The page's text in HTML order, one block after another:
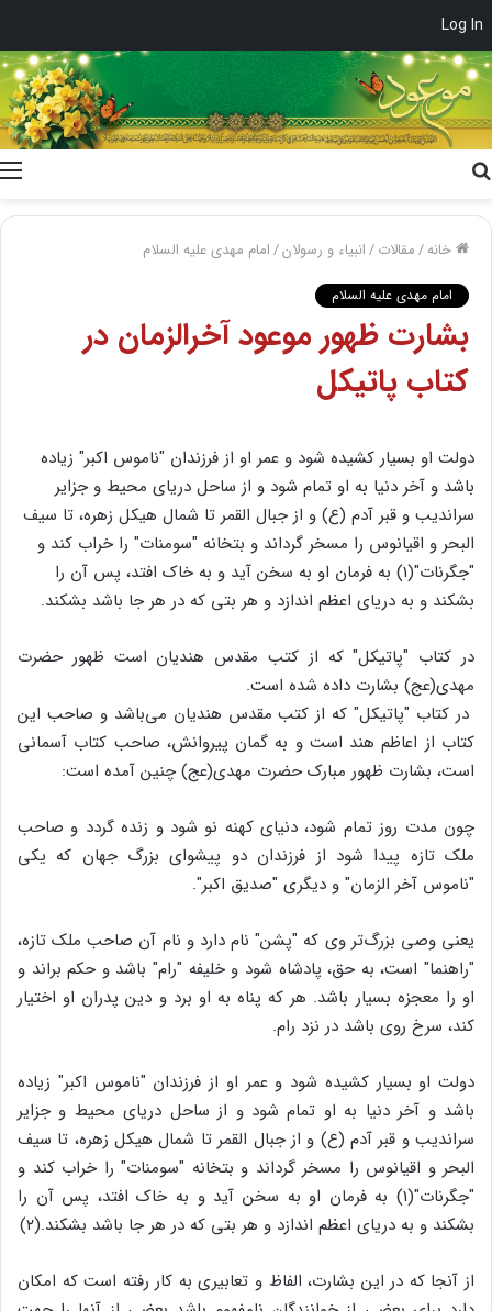
Log In
خانه/مقالات/انبیاء و رسولان/امام مهدی علیه السلام
امام مهدی علیه السلام
بشارت ظهور موعود آخرالزمان در
کتاب پاتیکل
دولت او بسیار کشیده شود و عمر او از فرزندان "ناموس اکبر" زیاده
باشد و آخر دنیا به او تمام شود و از ساحل دریای محیط و جزایر
سراندیب و قبر آدم (ع) و از جبال القمر تا شمال هیکل زهره، تا سیف
البحر و اقیانوس را مسخر گرداند و بتخانه‌ "سومنات" را خراب کند و
"جگرنات"(1) به فرمان او به سخن آید و به خاک افتد، پس آن را
بشکند و به دریای اعظم اندازد و هر بتی که در هر جا باشد بشکند.
در کتاب "پاتیکل" که از کتب مقدس هندیان است ظهور حضرت
مهدی(عج) بشارت داده شده است.
در کتاب "پاتیکل" که از کتب مقدس هندیان می‌باشد و صاحب این
کتاب از اعاظم هند است و به گمان پیروانش، صاحب کتاب آسمانی
است، بشارت ظهور مبارک حضرت مهدی(عج) چنین آمده است:
چون مدت روز تمام شود، دنیای کهنه نو شود و زنده گردد ‌و صاحب
ملک تازه پیدا شود از فرزندان دو پیشوای بزرگ جهان که یکی
"ناموس آخر الزمان" و دیگری "صدیق اکبر".
یعنی وصی بزرگ‌تر وی که "پشن" نام دارد و نام آن صاحب ملک تازه،
"راهنما" است، به حق، پادشاه شود و خلیفه‌ "رام" باشد و حکم براند و
او را معجزه بسیار باشد. هر که پناه به او برد و دین پدران او اختیار
کند، سرخ روی باشد در نزد رام.
دولت او بسیار کشیده شود و عمر او از فرزندان "ناموس اکبر" زیاده
باشد و آخر دنیا به او تمام شود و از ساحل دریای محیط و جزایر
سراندیب و قبر آدم (ع) و از جبال القمر تا شمال هیکل زهره، تا سیف
البحر و اقیانوس را مسخر گرداند و بتخانه‌ "سومنات" را خراب کند و
"جگرنات"(1) به فرمان او به سخن آید و به خاک افتد، پس آن را
بشکند و به دریای اعظم اندازد و هر بتی که در هر جا باشد بشکند.(۲)
از آنجا که در این بشارت، الفاظ و تعابیری به کار رفته است که امکان